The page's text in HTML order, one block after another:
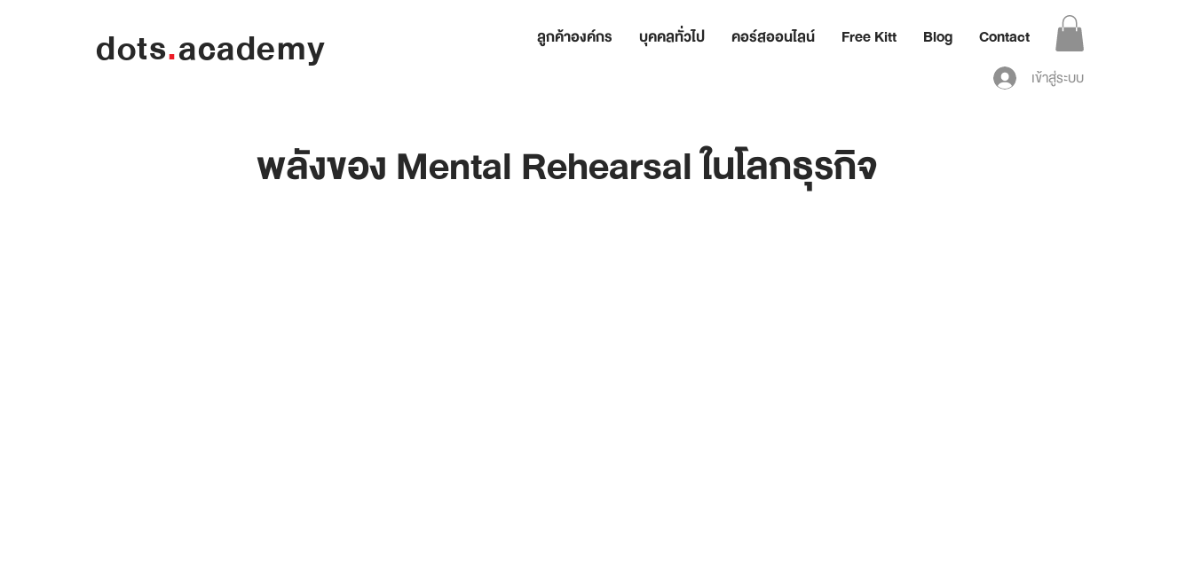
dots.academy ลูกค้าองค์กร บุคคลทั่วไป คอร์สออนไลน์ Free Kitt Blog Contact
เข้าสู่ระบบ
พลังของ Mental Rehearsal ในโลกธุรกิจ